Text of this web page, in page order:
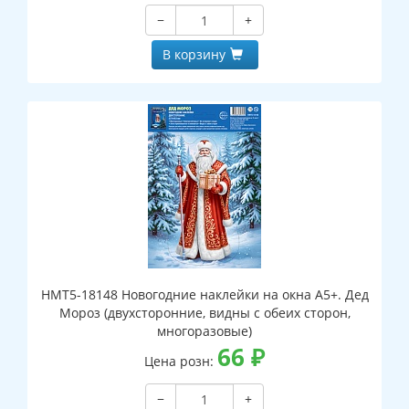
−
+
В корзину
НМТ5-18148 Новогодние наклейки на окна А5+. Дед
Мороз (двухсторонние, видны с обеих сторон,
многоразовые)
Цена розн: 66 ₽
−
+